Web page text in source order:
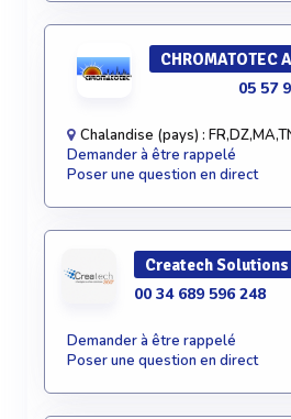
CHROMATOTEC
05 57
Chalandise (pays) :
Demander à être rappelé
Poser une question en direct
Createch Solutions
00 34 689 596 248
Demander à être rappelé
Poser une question en direct